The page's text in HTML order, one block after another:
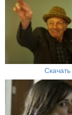
Скачать